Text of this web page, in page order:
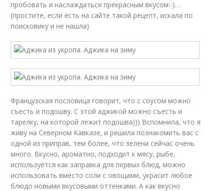
пробовать и наслаждаться прекрасным вкусом:-)…
(простите, если есть на сайте такой рецепт, искала по
поисковику и не нашла)
Французская пословица говорит, что с соусом можно
съесть и подошву. С этой аджикой можно съесть и
тарелку, на которой лежит подошва))) Вспомнила, что я
живу на Северном Кавказе, и решила познакомить вас с
одной из приправ, тем более, что зелени сейчас очень
много. Вкусно, ароматно, подходит к мясу, рыбе,
используется как заправка для первых блюд, можно
использовать вместо соли с овощами, украсит любое
блюдо новыми вкусовыми оттенками. А как вкусно